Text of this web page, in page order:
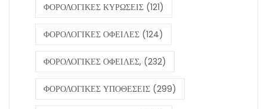
ΦΟΡΟΛΟΓΙΚΕΣ ΚΥΡΩΣΕΙΣ (121)
ΦΟΡΟΛΟΓΙΚΕΣ ΟΦΕΙΛΕΣ (124)
ΦΟΡΟΛΟΓΙΚΕΣ ΟΦΕΙΛΕΣ, (232)
ΦΟΡΟΛΟΓΙΚΕΣ ΥΠΟΘΕΣΕΙΣ (299)